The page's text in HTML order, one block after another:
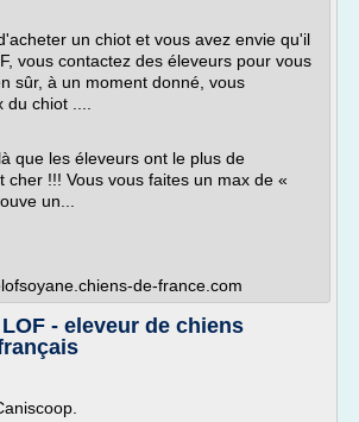
un chiot et vous avez envie qu'il
vous contactez des éleveurs pour vous
sûr, à un moment donné, vous
chiot ....
que les éleveurs ont le plus de
cher !!! Vous vous faites un max de «
un...
de-france.com
- eleveur de chiens